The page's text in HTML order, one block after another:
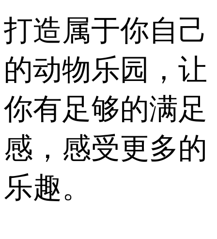
打造属于你自己
的动物乐园，让
你有足够的满足
感，感受更多的
乐趣。